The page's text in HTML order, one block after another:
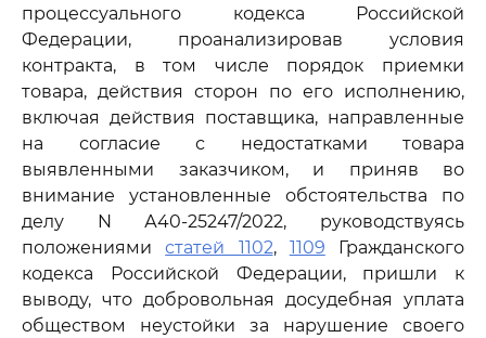
процессуального кодекса Российской
Федерации, проанализировав условия
контракта, в том числе порядок приемки
товара, действия сторон по его исполнению,
включая действия поставщика, направленные
на согласие с недостатками товара
выявленными заказчиком, и приняв во
внимание установленные обстоятельства по
делу N А40-25247/2022, руководствуясь
положениямистатей 1102, 1109 Гражданского
кодекса Российской Федерации, пришли к
выводу, что добровольная досудебная уплата
обществом неустойки за нарушение своего